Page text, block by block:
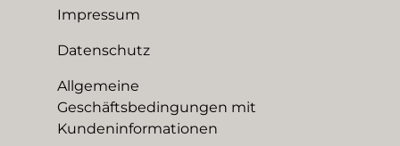
Impressum
Datenschutz
Allgemeine
Geschäftsbedingungen mit
Kundeninformationen